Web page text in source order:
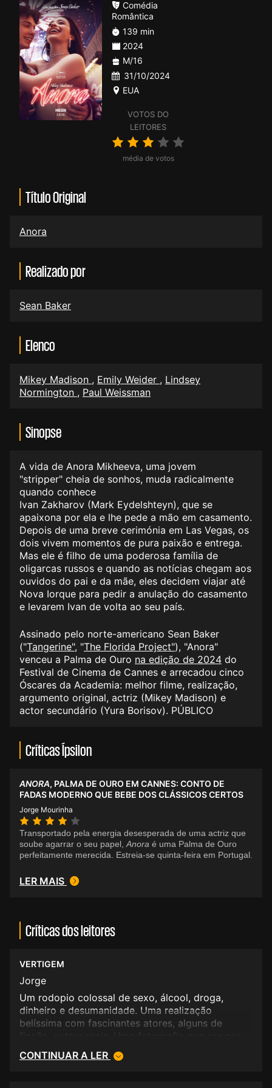
VOTOS DO
LEITORES
média de votos
Comédia
Romântica
139 min
2024
M/16
31/10/2024
EUA
Título Original
Anora
Realizado por
Sean Baker
Elenco
Mikey Madison , Emily Weider , Lindsey
Normington , Paul Weissman
Sinopse
A vida de Anora Mikheeva, uma jovem
"stripper" cheia de sonhos, muda radicalmente
quando conhece
Ivan Zakharov (Mark Eydelshteyn), que se
apaixona por ela e lhe pede a mão em casamento.
Depois de uma breve cerimónia em Las Vegas, os
dois vivem momentos de pura paixão e entrega.
Mas ele é filho de uma poderosa família de
oligarcas russos e quando as notícias chegam aos
ouvidos do pai e da mãe, eles decidem viajar até
Nova Iorque para pedir a anulação do casamento
e levarem Ivan de volta ao seu país.
Assinado pelo norte-americano Sean Baker
("Tangerine", "The Florida Project"), "Anora"
venceu a Palma de Ouro na edição de 2024 do
Festival de Cinema de Cannes e arrecadou cinco
Óscares da Academia: melhor filme, realização,
argumento original, actriz (Mikey Madison) e
actor secundário (Yura Borisov). PÚBLICO
Críticas Ípsilon
ANORA, PALMA DE OURO EM CANNES: CONTO DE
FADAS MODERNO QUE BEBE DOS CLÁSSICOS CERTOS
Jorge Mourinha
Transportado pela energia desesperada de uma actriz que
soube agarrar o seu papel,Anora é uma Palma de Ouro
perfeitamente merecida. Estreia-se quinta-feira em Portugal.
LER MAIS
Críticas dos leitores
VERTIGEM
Jorge
Um rodopio colossal de sexo, álcool, droga,
dinheiro e desumanidade. Uma realização
belíssima com fascinantes atores, alguns de
e deleite e também esse doloroso arrependimento
CONTINUAR A LER